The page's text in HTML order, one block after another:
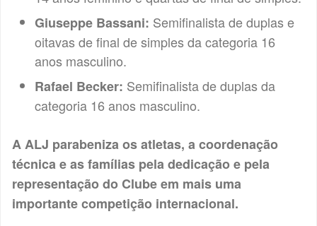
Giuseppe Bassani: Semifinalista de duplas e
oitavas de final de simples da categoria 16
anos masculino.
Rafael Becker: Semifinalista de duplas da
categoria 16 anos masculino.
A ALJ parabeniza os atletas, a coordenação
técnica e as famílias pela dedicação e pela
representação do Clube em mais uma
importante competição internacional.